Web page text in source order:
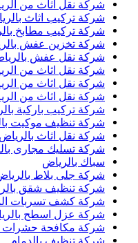
شركة نقل اثاث من
شركة تركيب اثاث
شركة تركيب مطابخ
شركة تخزين عفش
شركة نقل عفش
شركة نقل اثاث من
شركة نقل اثاث من
شركة نقل اثاث من
شركة تركيب باركية
شركة تنظيف موكيت
شركة نقل اثاث بالرياض
شركة تسليك مجارى
سباك بالرياض
شركة جلى بلاط
شركة تنظيف شقق
شركة كشف تسربات
شركة عزل اسطح
شركة مكافحة حشرات